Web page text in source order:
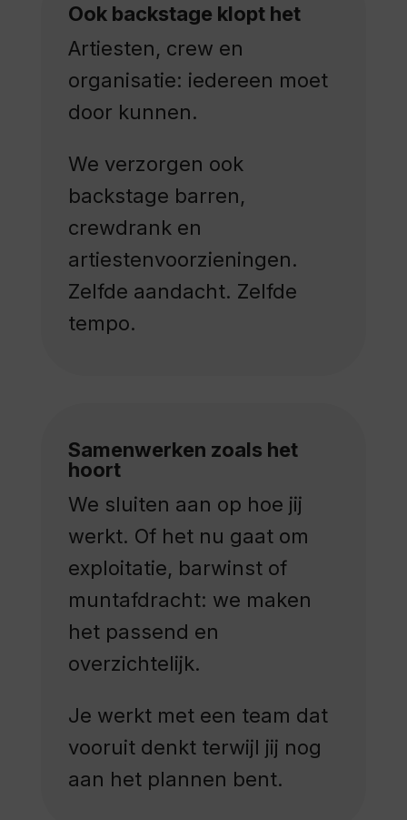
Ook backstage klopt het
Artiesten, crew en
organisatie: iedereen moet
door kunnen.
We verzorgen ook
backstage barren,
crewdrank en
artiestenvoorzieningen.
Zelfde aandacht. Zelfde
tempo.
Samenwerken zoals het
hoort
We sluiten aan op hoe jij
werkt. Of het nu gaat om
exploitatie, barwinst of
muntafdracht: we maken
het passend en
overzichtelijk.
Je werkt met een team dat
vooruit denkt terwijl jij nog
aan het plannen bent.